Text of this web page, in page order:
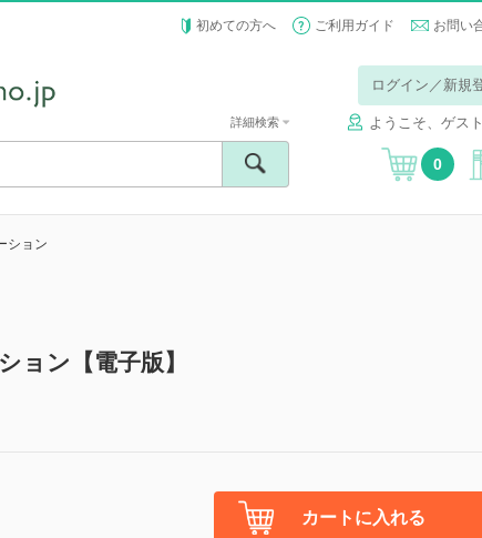
初めての方へ ご利用ガイド お問い
ログイン／新規
ようこそ、ゲス
詳細検索
0
ション
ョン【電子版】
カートに入れる